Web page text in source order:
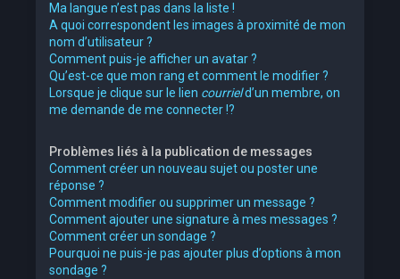
Ma langue n’est pas dans la liste !
A quoi correspondent les images à proximité de mon
nom d’utilisateur ?
Comment puis-je afficher un avatar ?
Qu’est-ce que mon rang et comment le modifier ?
Lorsque je clique sur le lien courrield’un membre, on
me demande de me connecter !?
Problèmes liés à la publication de messages
Comment créer un nouveau sujet ou poster une
réponse ?
Comment modifier ou supprimer un message ?
Comment ajouter une signature à mes messages ?
Comment créer un sondage ?
Pourquoi ne puis-je pas ajouter plus d’options à mon
sondage ?